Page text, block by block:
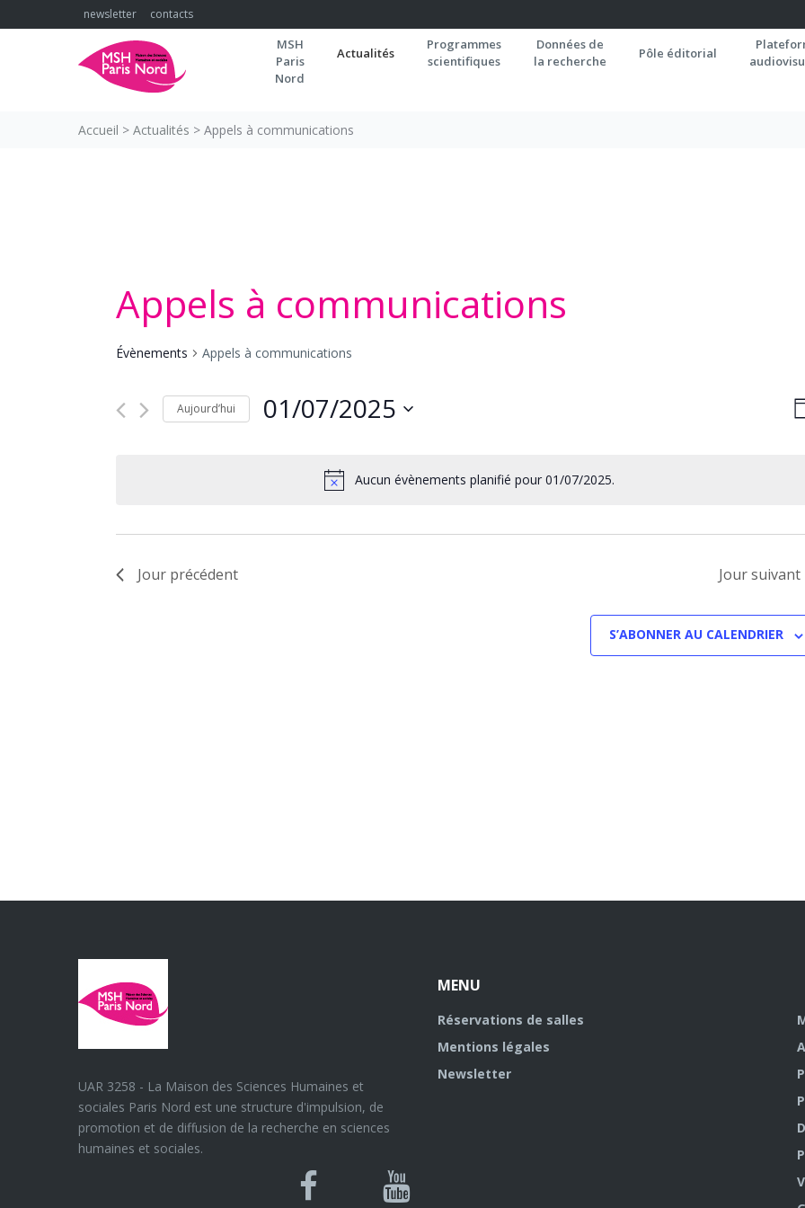
to
newsletter contacts
MSH
Paris
Nord
Actualités
Programmes
scientifiques
Données de
la recherche
Pôle éditorial
Accueil > Actualités > Appels à communications
Aucun évènements planifié pour 01/07/2025.
Appels à communications
Évènements Appels à communications
Aujourd’hui 01/07/2025
Jour précédent Jour suivant
S’ABONNER AU CALENDRIER
UAR 3258 - La Maison des Sciences Humaines et
sociales Paris Nord est une structure d'impulsion, de
promotion et de diffusion de la recherche en sciences
humaines et sociales.
Bluesky
Canal
MENU
Réservations de salles
Mentions légales
Newsletter